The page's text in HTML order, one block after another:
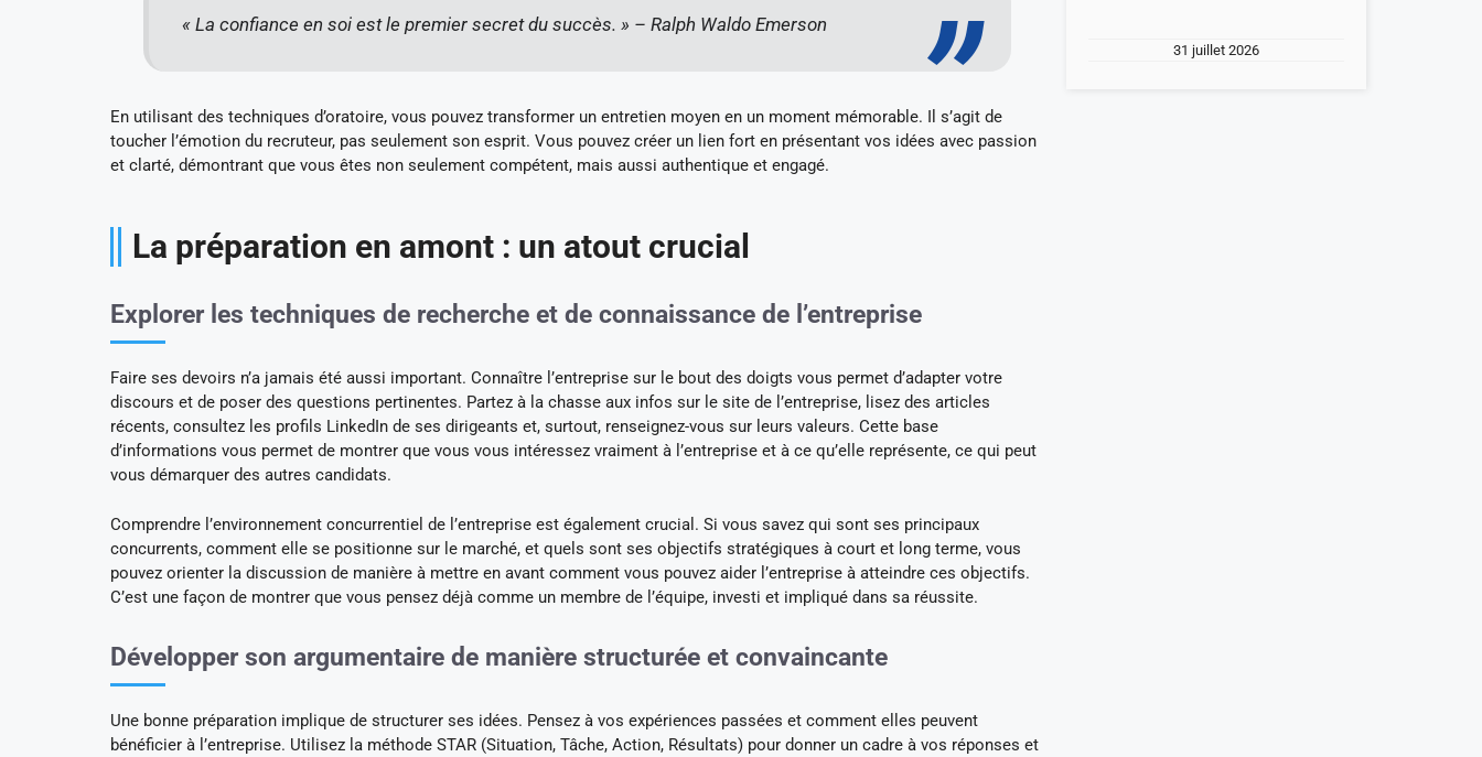
« La confiance en soi est le premier secret du succès. » – Ralph Waldo Emerson
En utilisant des techniques d’oratoire, vous pouvez transformer un entretien moyen en un moment mémorable. Il s’agit de
toucher l’émotion du recruteur, pas seulement son esprit. Vous pouvez créer un lien fort en présentant vos idées avec passion
et clarté, démontrant que vous êtes non seulement compétent, mais aussi authentique et engagé.
La préparation en amont : un atout crucial
Explorer les techniques de recherche et de connaissance de l’entreprise
Faire ses devoirs n’a jamais été aussi important. Connaître l’entreprise sur le bout des doigts vous permet d’adapter votre
discours et de poser des questions pertinentes. Partez à la chasse aux infos sur le site de l’entreprise, lisez des articles
récents, consultez les profils LinkedIn de ses dirigeants et, surtout, renseignez-vous sur leurs valeurs. Cette base
d’informations vous permet de montrer que vous vous intéressez vraiment à l’entreprise et à ce qu’elle représente, ce qui peut
vous démarquer des autres candidats.
Comprendre l’environnement concurrentiel de l’entreprise est également crucial. Si vous savez qui sont ses principaux
concurrents, comment elle se positionne sur le marché, et quels sont ses objectifs stratégiques à court et long terme, vous
pouvez orienter la discussion de manière à mettre en avant comment vous pouvez aider l’entreprise à atteindre ces objectifs.
C’est une façon de montrer que vous pensez déjà comme un membre de l’équipe, investi et impliqué dans sa réussite.
Développer son argumentaire de manière structurée et convaincante
Une bonne préparation implique de structurer ses idées. Pensez à vos expériences passées et comment elles peuvent
bénéficier à l’entreprise. Utilisez la méthode STAR (Situation, Tâche, Action, Résultats) pour donner un cadre à vos réponses et
31 juillet 2026